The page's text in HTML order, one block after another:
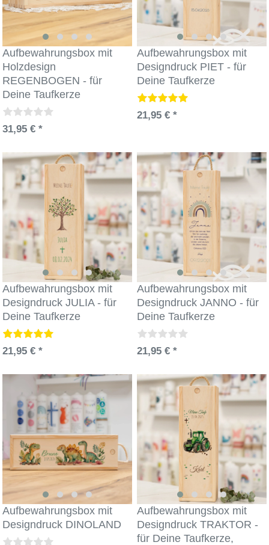
Aufbewahrungsbox mit
Holzdesign
REGENBOGEN - für
Deine Taufkerze
31,95 € *
Aufbewahrungsbox mit
Designdruck PIET - für
Deine Taufkerze
21,95 € *
Aufbewahrungsbox mit
Designdruck JULIA - für
Deine Taufkerze
21,95 € *
Aufbewahrungsbox mit
Designdruck JANNO - für
Deine Taufkerze
21,95 € *
Aufbewahrungsbox mit
Designdruck DINOLAND
Aufbewahrungsbox mit
Designdruck TRAKTOR -
für Deine Taufkerze,